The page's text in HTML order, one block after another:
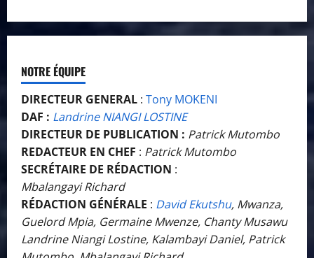
NOTRE ÉQUIPE
DIRECTEUR GENERAL : Tony MOKENI
DAF : Landrine NIANGI LOSTINE
DIRECTEUR DE PUBLICATION : Patrick Mutombo
REDACTEUR EN CHEF : Patrick Mutombo
SECRÉTAIRE DE RÉDACTION :
Mbalangayi Richard
RÉDACTION GÉNÉRALE : David Ekutshu, Mwanza,
Guelord Mpia, Germaine Mwenze, Chanty Musawu
Landrine Niangi Lostine, Kalambayi Daniel, Patrick